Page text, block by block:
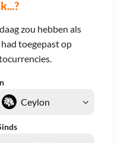
zou hebben als
toegepast op